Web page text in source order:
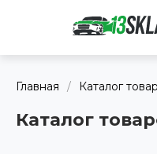
Главная / Каталог
Каталог